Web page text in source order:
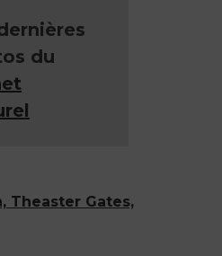
du
Theaster Gates,